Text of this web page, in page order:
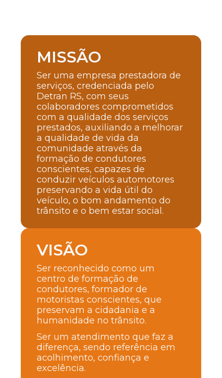
MISSÃO
Ser uma empresa prestadora de
serviços, credenciada pelo
Detran RS, com seus
colaboradores comprometidos
com a qualidade dos serviços
prestados, auxiliando a melhorar
a qualidade de vida da
comunidade através da
formação de condutores
conscientes, capazes de
conduzir veículos automotores
preservando a vida útil do
veículo, o bom andamento do
trânsito e o bem estar social.
VISÃO
Ser reconhecido como um
centro de formação de
condutores, formador de
motoristas conscientes, que
preservam a cidadania e a
humanidade no trânsito.
Ser um atendimento que faz a
diferença, sendo referência em
acolhimento, confiança e
excelência.